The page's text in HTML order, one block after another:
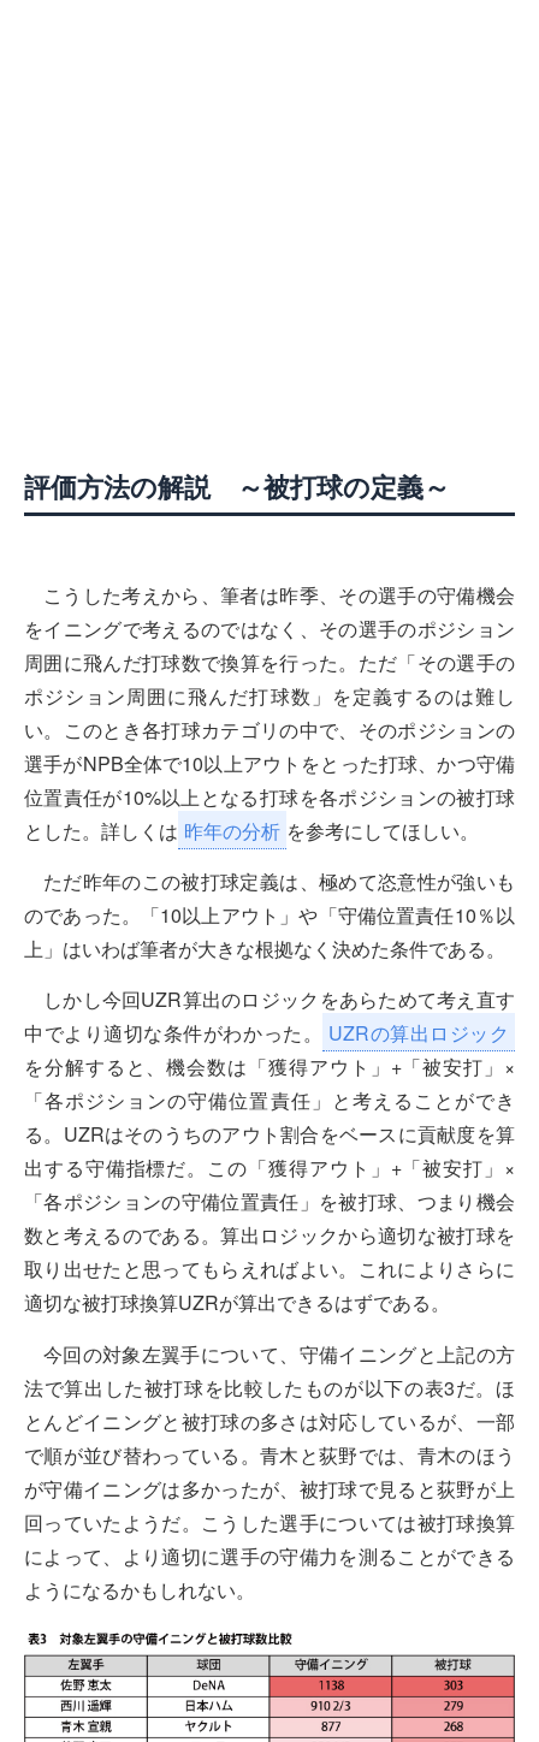
評価方法の解説 ～被打球の定義～
こうした考えから、筆者は昨季、その選手の守備機会
をイニングで考えるのではなく、その選手のポジション
周囲に飛んだ打球数で換算を行った。ただ「その選手の
ポジション周囲に飛んだ打球数」を定義するのは難し
い。このとき各打球カテゴリの中で、そのポジションの
選手がNPB全体で10以上アウトをとった打球、かつ守備
位置責任が10%以上となる打球を各ポジションの被打球
とした。詳しくは 昨年の分析 を参考にしてほしい。
ただ昨年のこの被打球定義は、極めて恣意性が強いも
のであった。「10以上アウト」や「守備位置責任10％以
上」はいわば筆者が大きな根拠なく決めた条件である。
しかし今回UZR算出のロジックをあらためて考え直す
中でより適切な条件がわかった。
UZRの算出ロジック
を分解すると、機会数は「獲得アウト」+「被安打」×
「各ポジションの守備位置責任」と考えることができ
る。UZRはそのうちのアウト割合をベースに貢献度を算
出する守備指標だ。この「獲得アウト」+「被安打」×
「各ポジションの守備位置責任」を被打球、つまり機会
数と考えるのである。算出ロジックから適切な被打球を
取り出せたと思ってもらえればよい。これによりさらに
適切な被打球換算UZRが算出できるはずである。
今回の対象左翼手について、守備イニングと上記の方
法で算出した被打球を比較したものが以下の表3だ。ほ
とんどイニングと被打球の多さは対応しているが、一部
で順が並び替わっている。青木と荻野では、青木のほう
が守備イニングは多かったが、被打球で見ると荻野が上
回っていたようだ。こうした選手については被打球換算
によって、より適切に選手の守備力を測ることができる
ようになるかもしれない。